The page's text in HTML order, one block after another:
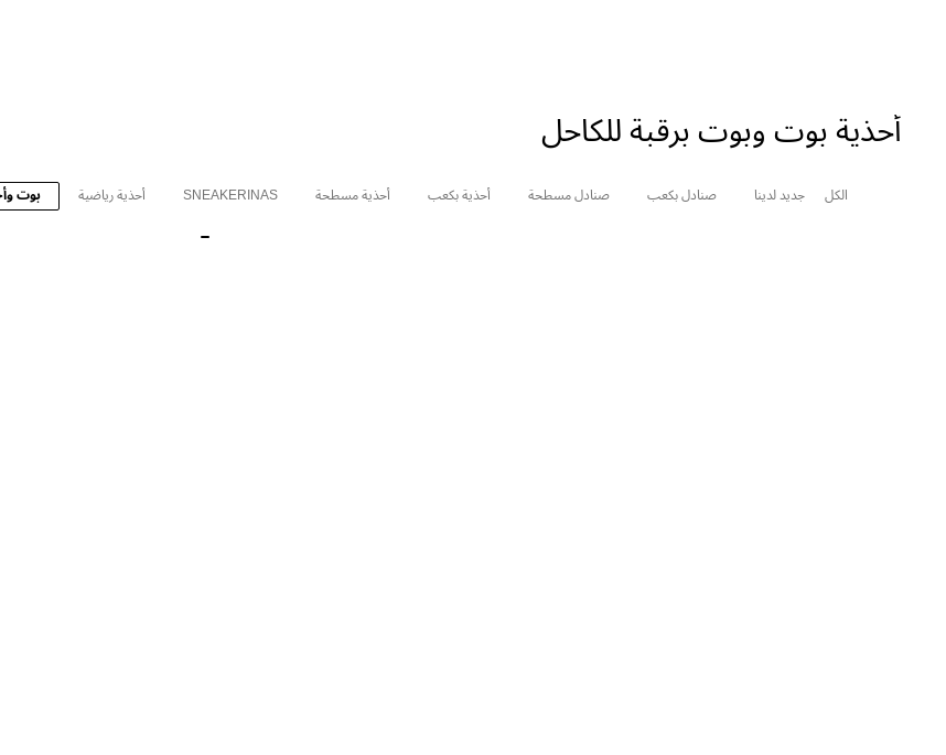
أحذية بوت وبوت برقبة للكاحل
الكل جديد لدينا صنادل بكعب صنادل مسطحة أحذية بكعب أحذية مسطحة SNEAKERINAS أحذية رياضية بوت